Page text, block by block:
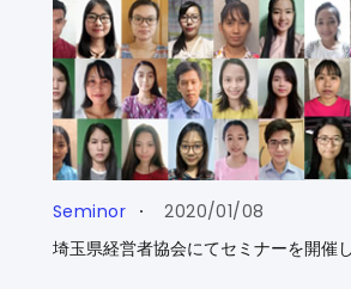
Seminor
2020/01/08
埼玉県経営者協会にてセミナーを開催し